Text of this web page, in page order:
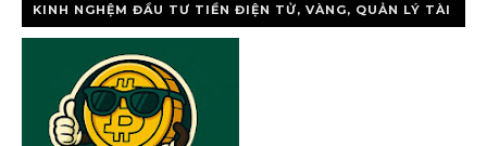
KINH NGHỆM ĐẦU TƯ TIỀN ĐIỆN TỬ, VÀNG, QUẢN LÝ TÀI